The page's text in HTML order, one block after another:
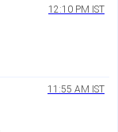
12:10 PM IST
11:55 AM IST